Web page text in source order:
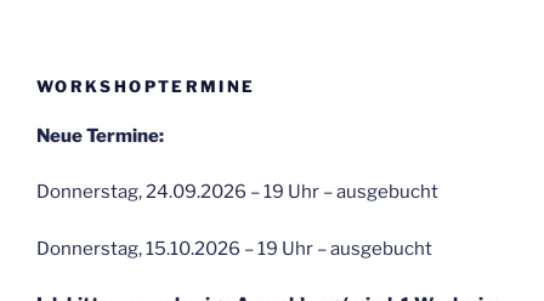
WORKSHOPTERMINE
Neue Termine:
Donnerstag, 24.09.2026 – 19 Uhr – ausgebucht
Donnerstag, 15.10.2026 – 19 Uhr – ausgebucht